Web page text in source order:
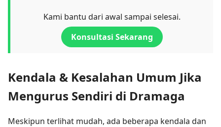
Kami bantu dari awal sampai selesai.
Konsultasi Sekarang
Kendala & Kesalahan Umum Jika
Mengurus Sendiri di Dramaga
Meskipun terlihat mudah, ada beberapa kendala dan